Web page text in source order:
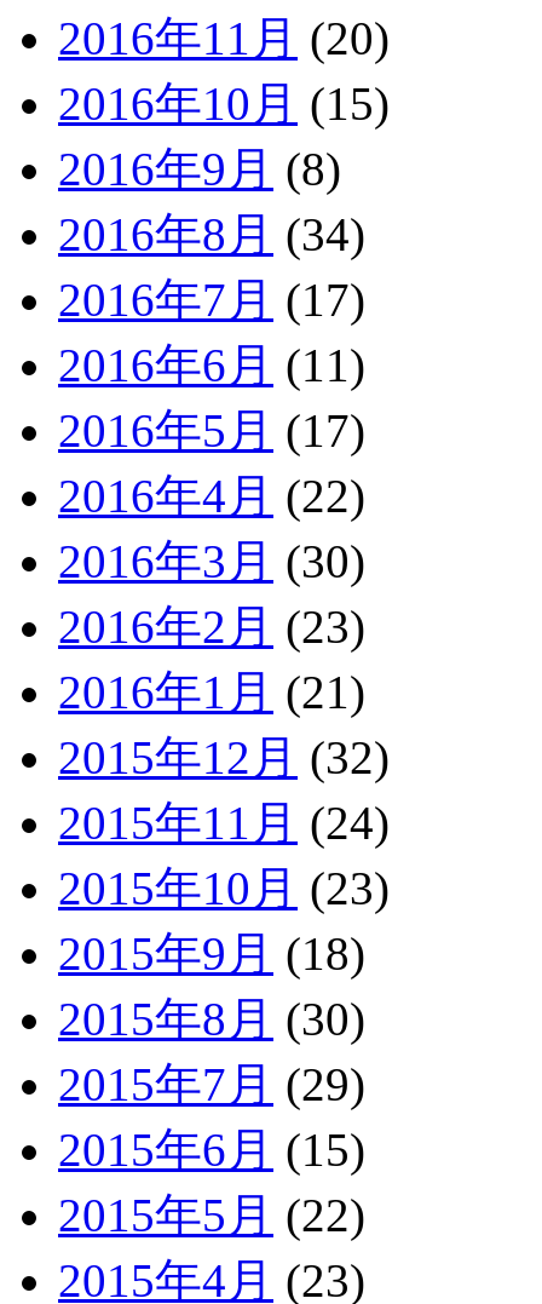
2016年11月 (20)
2016年10月 (15)
2016年9月 (8)
2016年8月 (34)
2016年7月 (17)
2016年6月 (11)
2016年5月 (17)
2016年4月 (22)
2016年3月 (30)
2016年2月 (23)
2016年1月 (21)
2015年12月 (32)
2015年11月 (24)
2015年10月 (23)
2015年9月 (18)
2015年8月 (30)
2015年7月 (29)
2015年6月 (15)
2015年5月 (22)
2015年4月 (23)